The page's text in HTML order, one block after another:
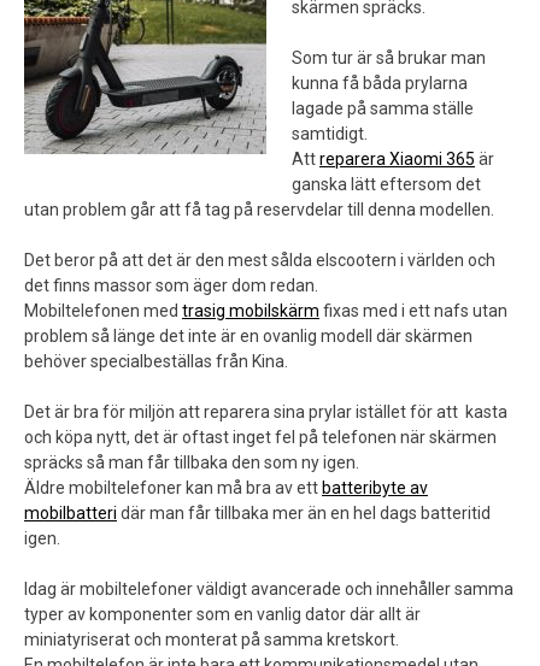
skärmen spräcks.
Som tur är så brukar man
kunna få båda prylarna
lagade på samma ställe
samtidigt.
Attreparera Xiaomi 365 är
ganska lätt eftersom det
utan problem går att få tag på reservdelar till denna modellen.
Det beror på att det är den mest sålda elscootern i världen och
det finns massor som äger dom redan.
Mobiltelefonen med trasig mobilskärm fixas med i ett nafs utan
problem så länge det inte är en ovanlig modell där skärmen
behöver specialbeställas från Kina.
Det är bra för miljön att reparera sina prylar istället för att kasta
och köpa nytt, det är oftast inget fel på telefonen när skärmen
spräcks så man får tillbaka den som ny igen.
Äldre mobiltelefoner kan må bra av ettbatteribyte av
mobilbatteri där man får tillbaka mer än en hel dags batteritid
igen.
Idag är mobiltelefoner väldigt avancerade och innehåller samma
typer av komponenter som en vanlig dator där allt är
miniatyriserat och monterat på samma kretskort.